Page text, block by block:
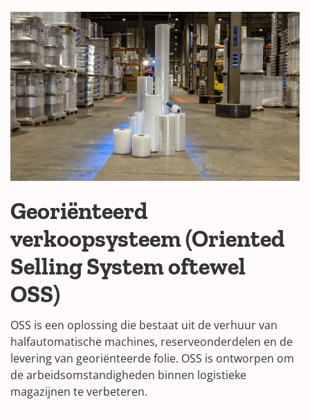
Georiënteerd
verkoopsysteem (Oriented
Selling System oftewel
OSS)
OSS is een oplossing die bestaat uit de verhuur van
halfautomatische machines, reserveonderdelen en de
levering van georiënteerde folie. OSS is ontworpen om
de arbeidsomstandigheden binnen logistieke
magazijnen te verbeteren.